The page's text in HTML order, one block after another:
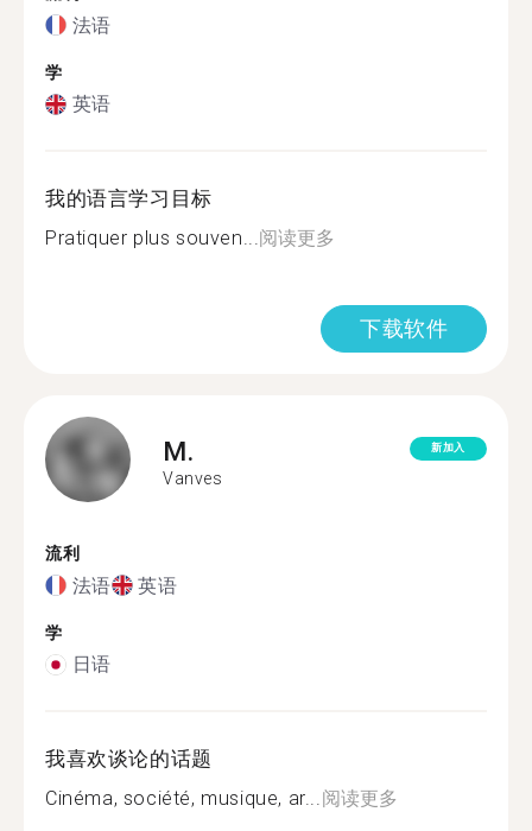
法语
学
英语
我的语言学习目标
Pratiquer plus souven...阅读更多
下载软件
M.
Vanves
新加入
流利
法语 英语
学
日语
我喜欢谈论的话题
Cinéma, société, musique, ar...阅读更多